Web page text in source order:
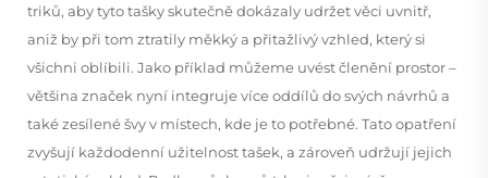
triků, aby tyto tašky skutečně dokázaly udržet věci uvnitř,
aniž by při tom ztratily měkký a přitažlivý vzhled, který si
všichni oblíbili. Jako příklad můžeme uvést členění prostor –
většina značek nyní integruje více oddílů do svých návrhů a
také zesílené švy v místech, kde je to potřebné. Tato opatření
zvyšují každodenní užitelnost tašek, a zároveň udržují jejich